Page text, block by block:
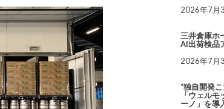
2026年7月
三井倉庫ホ
AI出荷検品
2026年7月
“独自開発
「ウェル
ーノ」を導